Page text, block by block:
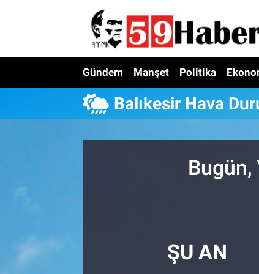
Gündem Manşet Politika
Balıkesir Hava
Bugün,
ŞU AN